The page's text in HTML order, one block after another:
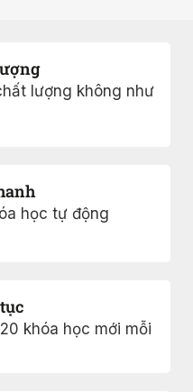
lượng không như
học tự động
khóa học mới mỗi